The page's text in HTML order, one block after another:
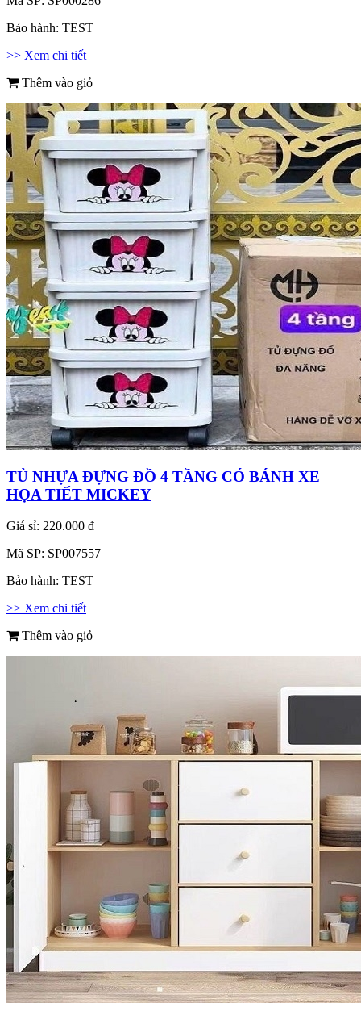
Bảo hành: TEST
>> Xem chi tiết
Thêm vào giỏ
TỦ NHỰA ĐỰNG ĐỒ 4 TẦNG CÓ BÁNH XE
HỌA TIẾT MICKEY
Giá sỉ: 220.000 đ
Mã SP: SP007557
Bảo hành: TEST
>> Xem chi tiết
Thêm vào giỏ